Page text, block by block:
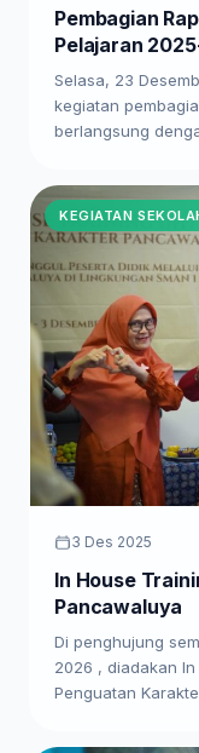
Pembagian
Pelajaran
Selasa, 23
kegiatan
berlangsung
KEGIATAN
3 Des 2025
In House
Pancawaluya
Di penghujung
2026 , diadakan
Penguatan